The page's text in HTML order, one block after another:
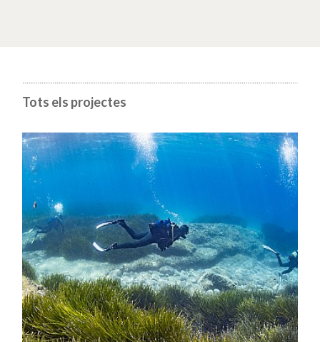
Tots els projectes